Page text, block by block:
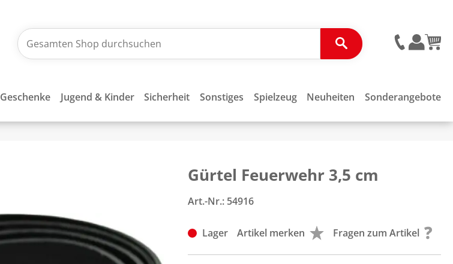
Geschenke Jugend & Kinder Sicherheit Sonstiges Spielzeug Neuheiten Sonderangebote
Gürtel Feuerwehr 3,5 cm
Art.-Nr.: 54916
Lager Artikel merken Fragen zum Artikel